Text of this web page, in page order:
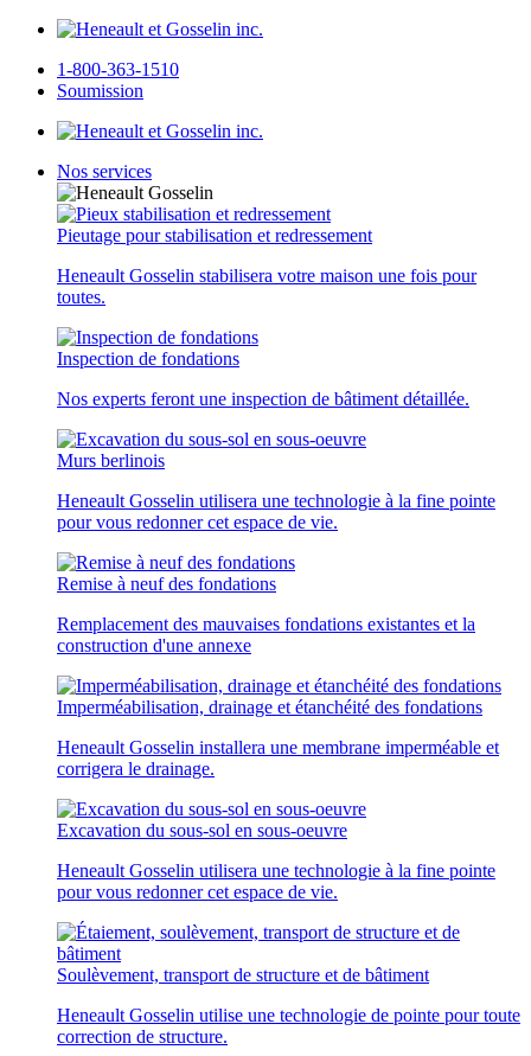
1-800-363-1510
Soumission
Nos services
Pieutage pour stabilisation et redressement
Heneault Gosselin stabilisera votre maison une fois pour
toutes.
Inspection de fondations
Nos experts feront une inspection de bâtiment détaillée.
Murs berlinois
Heneault Gosselin utilisera une technologie à la fine pointe
pour vous redonner cet espace de vie.
Remise à neuf des fondations
Remplacement des mauvaises fondations existantes et la
construction d'une annexe
Imperméabilisation, drainage et étanchéité des fondations
Heneault Gosselin installera une membrane imperméable et
corrigera le drainage.
Excavation du sous-sol en sous-oeuvre
Heneault Gosselin utilisera une technologie à la fine pointe
pour vous redonner cet espace de vie.
Soulèvement, transport de structure et de bâtiment
Heneault Gosselin utilise une technologie de pointe pour toute
correction de structure.